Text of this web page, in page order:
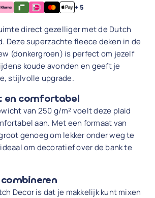
+ 5
direct gezelliger met de Dutch
Deze superzachte fleece deken in de
(donkergroen) is perfect om jezelf
koude avonden en geeft je
stijlvolle upgrade.
en comfortabel
van 250 g/m² voelt deze plaid
aan. Met een formaat van
genoeg om lekker onder weg te
om decoratief over de bank te
Decor is dat je makkelijk kunt mixen